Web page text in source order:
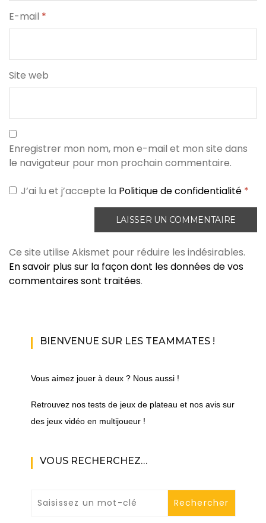
E-mail *
Site web
Enregistrer mon nom, mon e-mail et mon site dans
le navigateur pour mon prochain commentaire.
J’ai lu et j’accepte la Politique de confidentialité *
Ce site utilise Akismet pour réduire les indésirables.
En savoir plus sur la façon dont les données de vos
commentaires sont traitées.
BIENVENUE SUR LES TEAMMATES !
Vous aimez jouer à deux ? Nous aussi !
Retrouvez nos tests de jeux de plateau et nos avis sur
des jeux vidéo en multijoueur !
VOUS RECHERCHEZ…